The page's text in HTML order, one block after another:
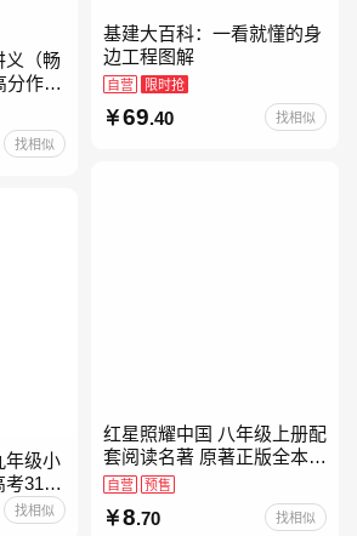
基建大百科：一看就懂的身
边工程图解
自营 限时抢
69.40 找相似
义（畅
分作文
书
经典之
哲学知
找相似
红星照耀中国 八年级上册配
套阅读名著 原著正版全本无
删减 初中生初二课外阅读
自营 预售
8.70 找相似
年级小
31期
2027
找相似